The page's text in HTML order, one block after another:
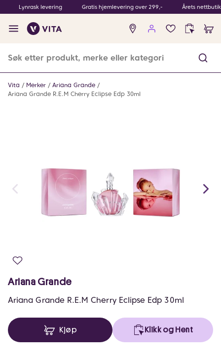
Lynrask levering Gratis hjemlevering over 299,- Årets
Ingen
produkter
Vita Merker
Ariana Grande
Ariana Grande R.E.M Cherry Eclipse Edp 30ml
Ariana Grande
Ariana Grande R.E.M Cherry Eclipse Edp 30ml
Kjøp Klikk og Hent